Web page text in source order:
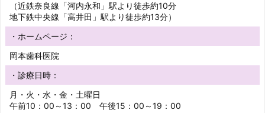
（近鉄奈良線「河内永和」駅より徒歩約10分
地下鉄中央線「高井田」駅より徒歩約13分）
・ホームページ：
岡本歯科医院
・診療日時：
月・火・水・金・土曜日
午前10：00～13：00 午後15：00～19：00